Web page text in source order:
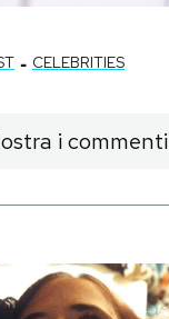
- CELEBRITIES
i commenti